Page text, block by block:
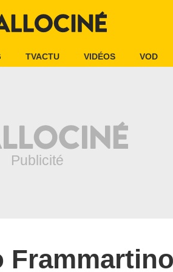
TVACTU VIDÉOS VOD
Frammartino